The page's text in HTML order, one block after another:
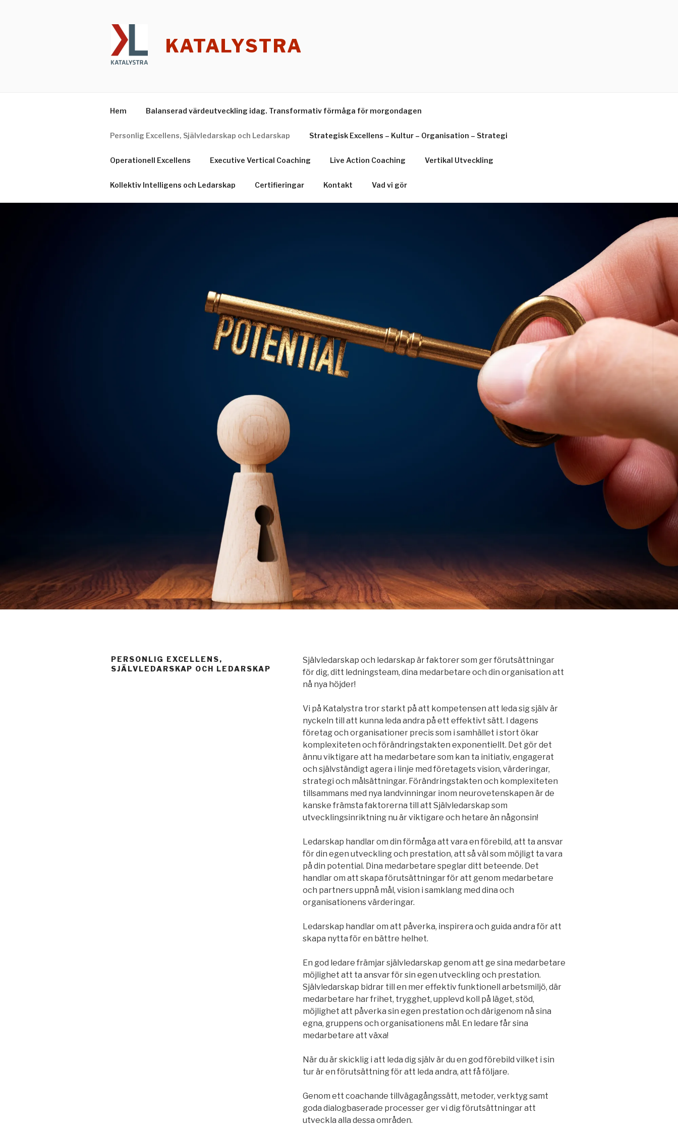
KATALYSTRA
Hem Balanserad värdeutveckling idag. Transformativ förmåga för morgondagen
Personlig Excellens, Självledarskap och Ledarskap Strategisk Excellens – Kultur – Organisation – Strategi
Operationell Excellens Executive Vertical Coaching Live Action Coaching Vertikal Utveckling
Kollektiv Intelligens och Ledarskap Certifieringar Kontakt Vad vi gör
PERSONLIG EXCELLENS,
SJÄLVLEDARSKAP OCH LEDARSKAP
Självledarskap och ledarskap är faktorer som ger förutsättningar
för dig, ditt ledningsteam, dina medarbetare och din organisation att
nå nya höjder!
Vi på Katalystra tror starkt på att kompetensen att leda sig själv är
nyckeln till att kunna leda andra på ett effektivt sätt. I dagens
företag och organisationer precis som i samhället i stort ökar
komplexiteten och förändringstakten exponentiellt. Det gör det
ännu viktigare att ha medarbetare som kan ta initiativ, engagerat
och självständigt agera i linje med företagets vision, värderingar,
strategi och målsättningar. Förändringstakten och komplexiteten
tillsammans med nya landvinningar inom neurovetenskapen är de
kanske främsta faktorerna till att Självledarskap som
utvecklingsinriktning nu är viktigare och hetare än någonsin!
Ledarskap handlar om din förmåga att vara en förebild, att ta ansvar
för din egen utveckling och prestation, att så väl som möjligt ta vara
på din potential. Dina medarbetare speglar ditt beteende. Det
handlar om att skapa förutsättningar för att genom medarbetare
och partners uppnå mål, vision i samklang med dina och
organisationens värderingar.
Ledarskap handlar om att påverka, inspirera och guida andra för att
skapa nytta för en bättre helhet.
En god ledare främjar självledarskap genom att ge sina medarbetare
möjlighet att ta ansvar för sin egen utveckling och prestation.
Självledarskap bidrar till en mer effektiv funktionell arbetsmiljö, där
medarbetare har frihet, trygghet, upplevd koll på läget, stöd,
möjlighet att påverka sin egen prestation och därigenom nå sina
egna, gruppens och organisationens mål. En ledare får sina
medarbetare att växa!
När du är skicklig i att leda dig själv är du en god förebild vilket i sin
tur är en förutsättning för att leda andra, att få följare.
Genom ett coachande tillvägagångssätt, metoder, verktyg samt
goda dialogbaserade processer ger vi dig förutsättningar att
utveckla alla dessa områden.